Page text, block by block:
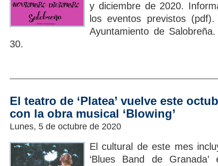
y diciembre de 2020.
los eventos previstos
Ayuntamiento de
30.
El teatro de ‘Platea’ vuelve este
con la obra musical ‘Blowing’
Lunes, 5 de octubre de 2020
El cultural de este mes
‘Blues Band de